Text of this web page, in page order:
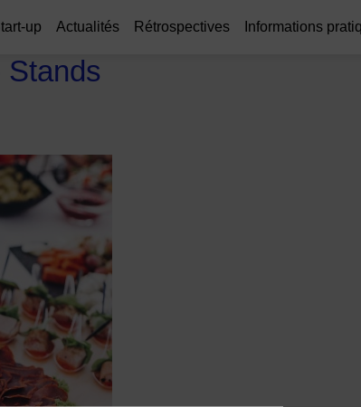
up Actualités Rétrospectives Informations
Stands